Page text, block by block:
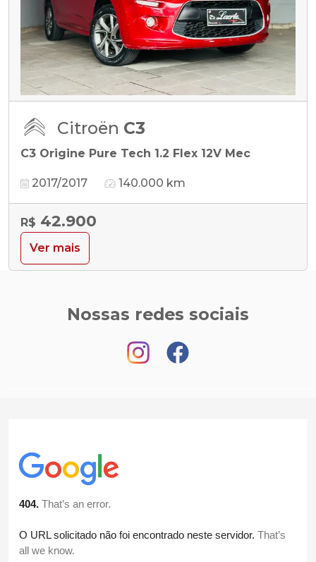
Citroën C3
C3 Origine Pure Tech 1.2 Flex 12V Mec
2017/2017 140.000 km
R$ 42.900
Ver mais
Nossas redes sociais